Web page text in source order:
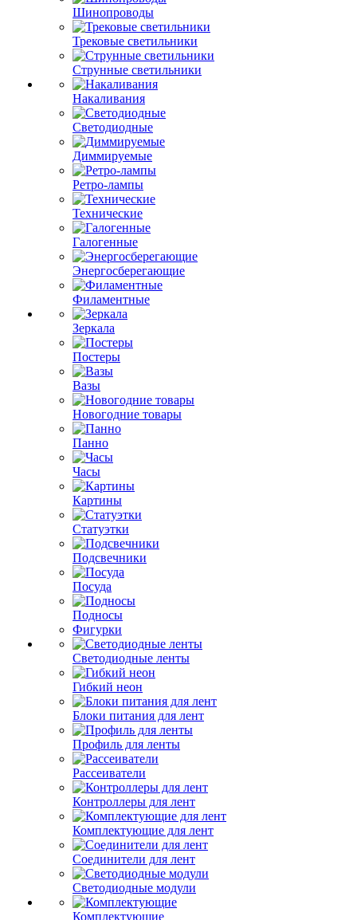
Шинопроводы
Трековые светильники
Струнные светильники
Накаливания
Светодиодные
Диммируемые
Ретро-лампы
Технические
Галогенные
Энергосберегающие
Филаментные
Зеркала
Постеры
Вазы
Новогодние товары
Панно
Часы
Картины
Статуэтки
Подсвечники
Посуда
Подносы
Фигурки
Светодиодные ленты
Гибкий неон
Блоки питания для лент
Профиль для ленты
Рассеиватели
Контроллеры для лент
Комплектующие для лент
Соединители для лент
Светодиодные модули
Комплектующие